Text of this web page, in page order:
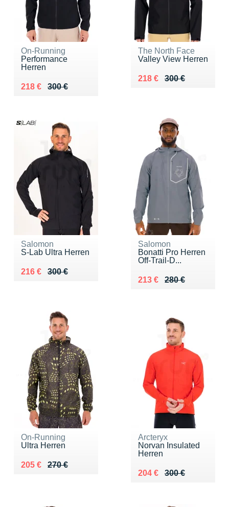
On-Running
Performance
Herren
300 €
Au lieu de 300 €
218 €
Vendu 218 €
The North Face
Valley View Herren
300 €
Au lieu de 300 €
218 €
Vendu 218 €
Salomon
S-Lab Ultra Herren
300 €
Au lieu de 300 €
216 €
Vendu 216 €
Salomon
Bonatti Pro Herren
Off-Trail-D...
280 €
Au lieu de 280 €
213 €
Vendu 213 €
On-Running
Ultra Herren
270 €
Au lieu de 270 €
205 €
Vendu 205 €
Arcteryx
Norvan Insulated
Herren
300 €
Au lieu de 300 €
204 €
Vendu 204 €